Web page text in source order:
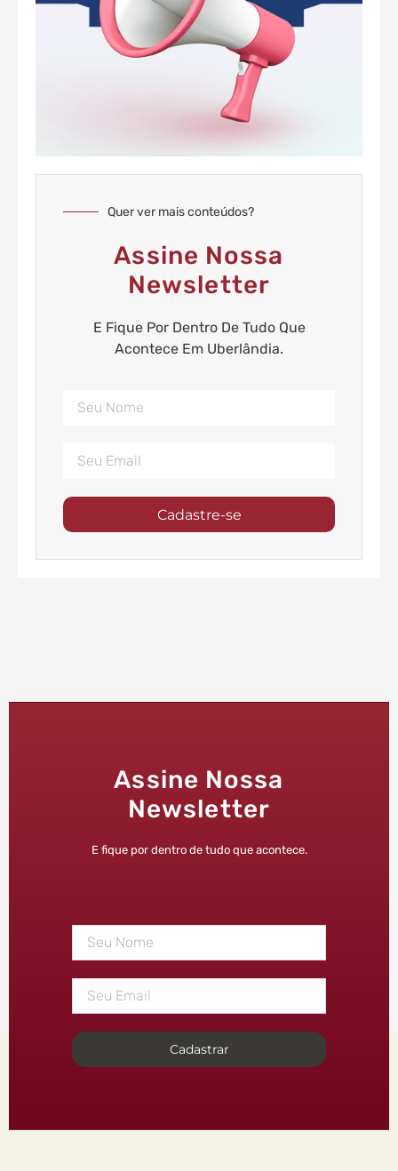
Quer ver mais conteúdos?
Assine Nossa
Newsletter
E Fique Por Dentro De Tudo Que
Acontece Em Uberlândia.
Cadastre-se
Assine Nossa
Newsletter
E fique por dentro de tudo que acontece.
Cadastrar